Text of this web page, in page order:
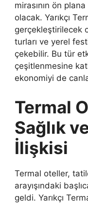
mirasının ön plana
olacak. Yarıkçı
gerçekleştirilecek
turları ve yerel
çekebilir. Bu tür
çeşitlenmesine
ekonomiyi de
Termal
Sağlık
İlişkisi
Termal oteller,
arayışındaki
geldi. Yarıkçı